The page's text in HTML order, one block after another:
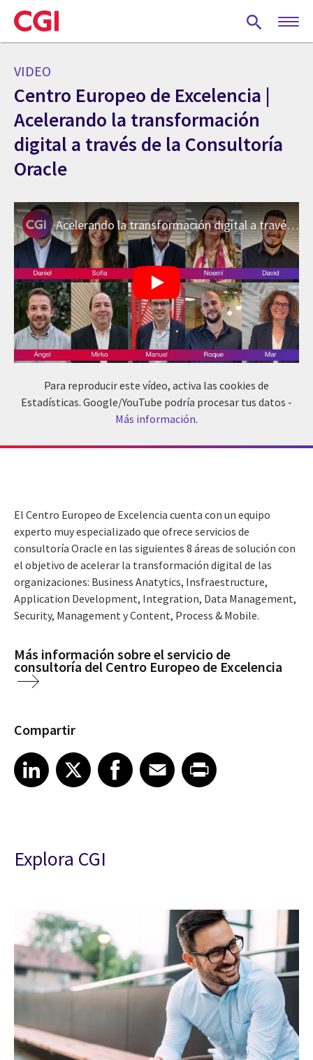
Skip
to
main
VIDEO
Centro Europeo de Excelencia |
Acelerando la transformación
digital a través de la Consultoría
Oracle
Acelerando la transformación digital a través de la Consultoría Oracle
Para reproducir este vídeo, activa las cookies de
Estadísticas. Google/YouTube podría procesar tus datos -
Más información.
El Centro Europeo de Excelencia cuenta con un equipo
experto muy especializado que ofrece servicios de
consultoría Oracle en las siguientes 8 áreas de solución con
el objetivo de acelerar la transformación digital de las
organizaciones: Business Anatytics, Insfraestructure,
Application Development, Integration, Data Management,
Security, Management y Content, Process & Mobile.
Más información sobre el servicio de
consultoría del Centro Europeo de Excelencia
Compartir
Share article on LinkedIn
LinkedIn
Share article on XShare article on Facebook
Facebook
Share article on Email
EmailShare article on Print
Explora CGI